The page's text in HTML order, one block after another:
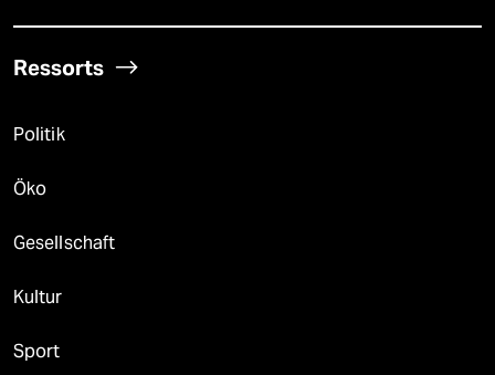
Ressorts
Politik
Öko
Gesellschaft
Kultur
Sport